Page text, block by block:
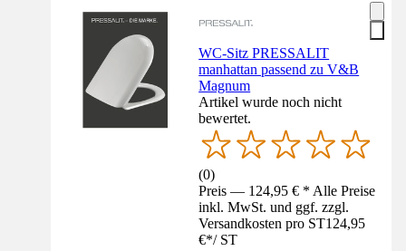
WC-Sitz PRESSALIT
manhattan passend zu V&B
Magnum
Artikel wurde noch nicht
bewertet.
(0)
Preis — 124,95 € * Alle Preise
inkl. MwSt. und ggf. zzgl.
Versandkosten pro ST124,95
€*/ ST